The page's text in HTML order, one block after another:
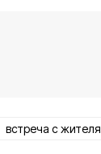
встреча с